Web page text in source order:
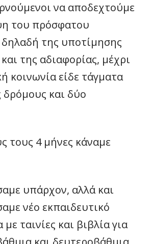
να αποδεχτούμε
του πρόσφατου
της υποτίμησης
της αδιαφορίας, μέχρι
κοινωνία είδε τάγματα
και δύο
τους 4 μήνες κάναμε
υπάρχον, αλλά και
νέο εκπαιδευτικό
με ταινίες και βιβλία για